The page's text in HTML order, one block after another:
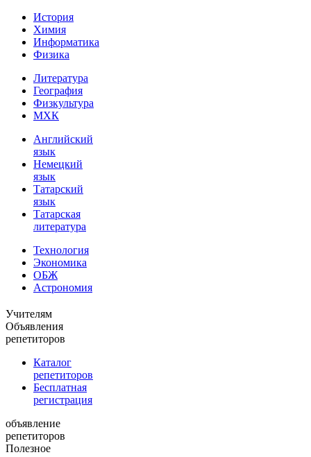
История
Химия
Информатика
Физика
Литература
География
Физкультура
МХК
Английский
язык
Немецкий
язык
Татарский
язык
Татарская
литература
Технология
Экономика
ОБЖ
Астрономия
Учителям
Объявления
репетиторов
Каталог
репетиторов
Бесплатная
регистрация
объявление
репетиторов
Полезное